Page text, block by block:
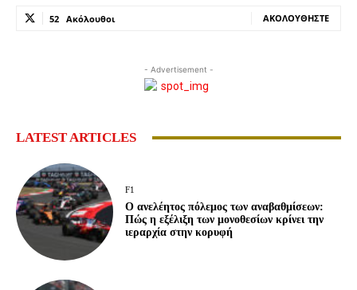
52 Ακόλουθοι ΑΚΟΛΟΥΘΉΣΤΕ
- Advertisement -
LATEST ARTICLES
F1
Ο ανελέητος πόλεμος των αναβαθμίσεων:
Πώς η εξέλιξη των μονοθεσίων κρίνει την
ιεραρχία στην κορυφή